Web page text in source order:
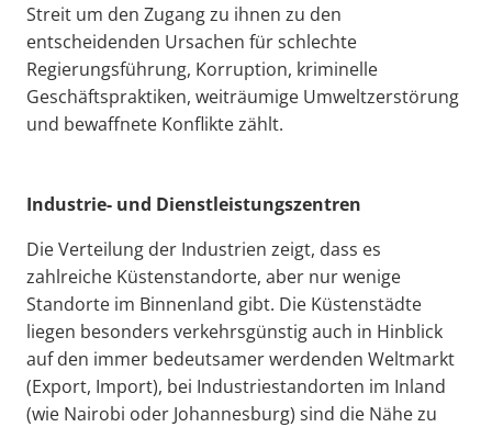
Streit um den Zugang zu ihnen zu den
entscheidenden Ursachen für schlechte
Regierungsführung, Korruption, kriminelle
Geschäftspraktiken, weiträumige Umweltzerstörung
und bewaffnete Konflikte zählt.
Industrie- und Dienstleistungszentren
Die Verteilung der Industrien zeigt, dass es
zahlreiche Küstenstandorte, aber nur wenige
Standorte im Binnenland gibt. Die Küstenstädte
liegen besonders verkehrsgünstig auch in Hinblick
auf den immer bedeutsamer werdenden Weltmarkt
(Export, Import), bei Industriestandorten im Inland
(wie Nairobi oder Johannesburg) sind die Nähe zu